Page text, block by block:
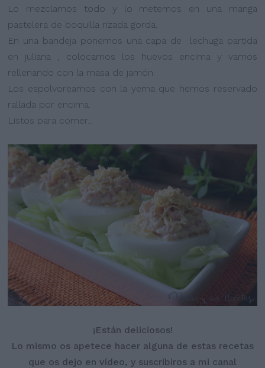
Lo mezclamos todo y lo metemos en una manga
pastelera de boquilla rizada gorda.
En una bandeja ponemos una capa de lechuga partida
en juliana , colocamos los huevos encima y vamos
rellenando con la masa de jamón.
Los espolvoreamos con la yema que hemos reservado
rallada por encima.
Listos para comer...
¡Están deliciosos!
Lo mismo os apetece hacer alguna de estas recetas
que os dejo en vídeo, y suscribiros a mi canal